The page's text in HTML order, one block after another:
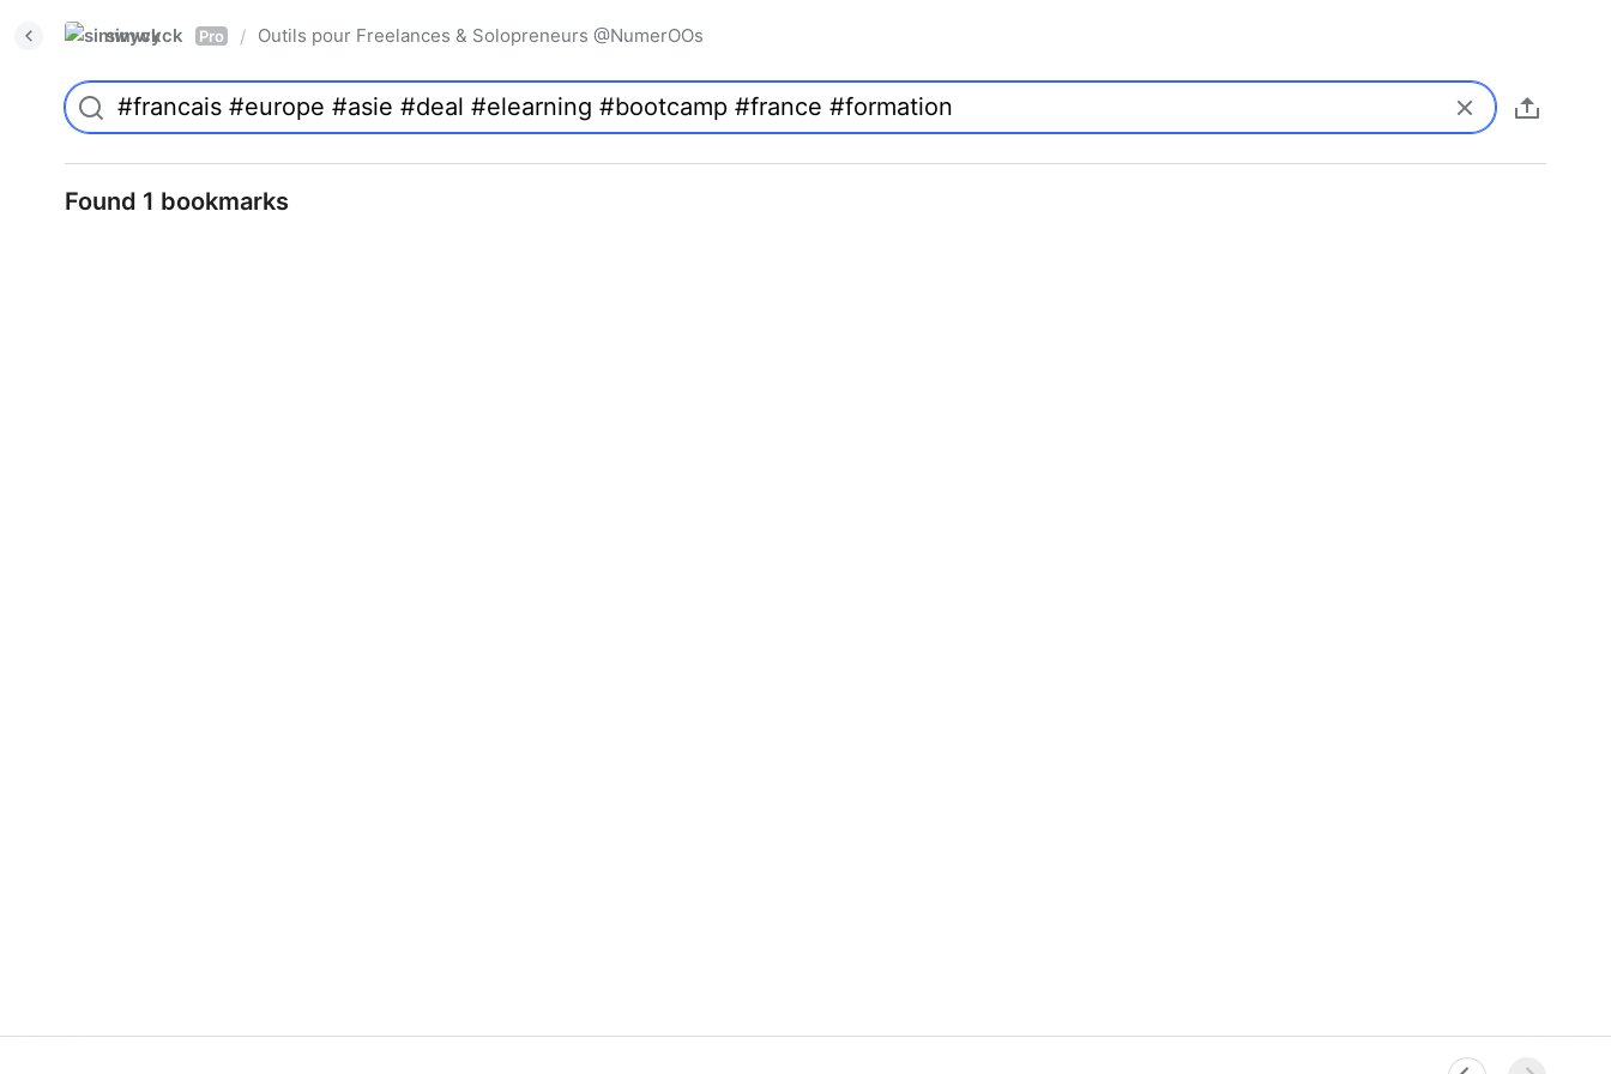
simwyck Pro / Outils pour Freelances & Solopreneurs @NumerOOs
Found 1 bookmarks